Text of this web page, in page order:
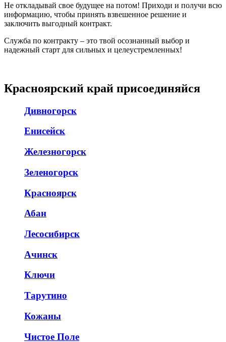
Не откладывай свое будущее на потом! Приходи и получи всю
информацию, чтобы принять взвешенное решение и
заключить выгодный контракт.
Служба по контракту – это твой осознанный выбор и
надежный старт для сильных и целеустремленных!
Красноярский край присоединяйся
Дивногорск
Енисейск
Железногорск
Зеленогорск
Красноярск
Абан
Лесосибирск
Ачинск
Ключи
Тарутино
Кожаны
Чистое Поле